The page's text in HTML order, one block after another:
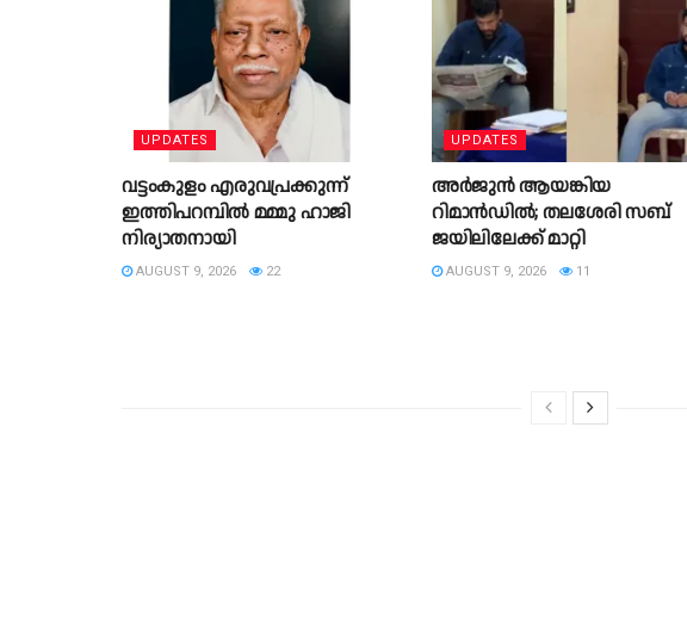
UPDATES
വട്ടംകുളം എരുവപ്രക്കുന്ന്
ഇത്തിപറമ്പിൽ മമ്മു ഹാജി
നിര്യാതനായി
AUGUST 9, 2026 22
UPDATES
അർജുൻ ആയങ്കിയ
റിമാൻഡിൽ; തലശേരി സബ്
ജയിലിലേക്ക് മാറ്റി
AUGUST 9, 2026 11